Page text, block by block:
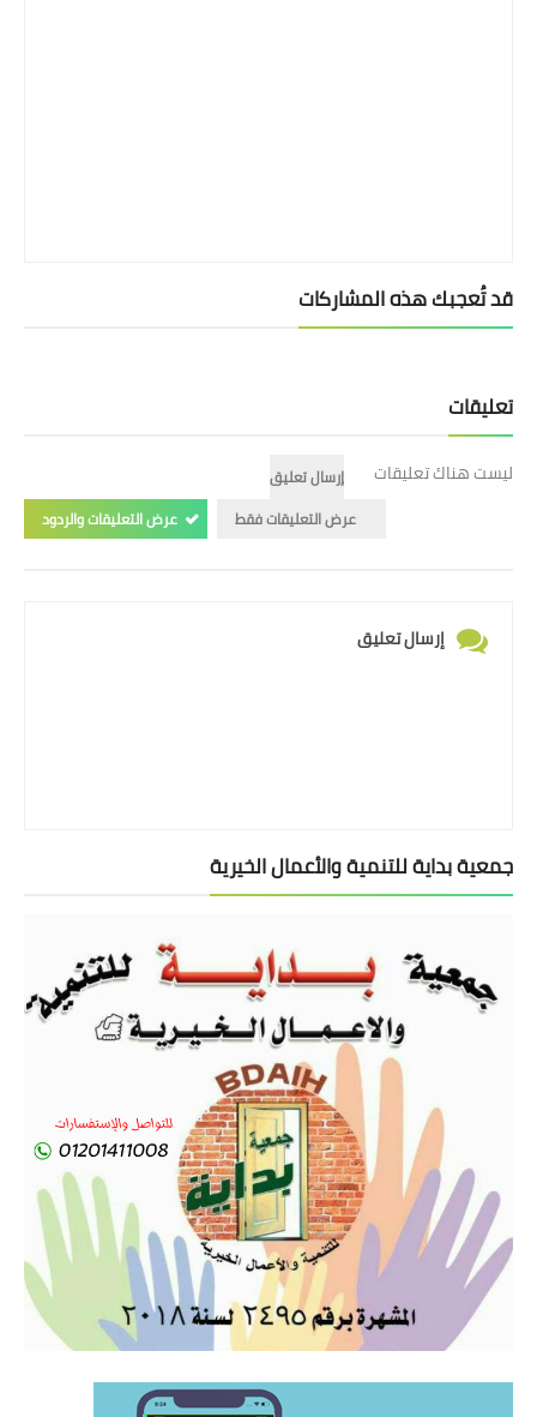
قد تُعجبك هذه المشاركات
تعليقات
ليست هناك تعليقات
إرسال تعليق
عرض التعليقات فقط
عرض التعليقات والردود
إرسال تعليق
جمعية بداية للتنمية والأعمال الخيرية